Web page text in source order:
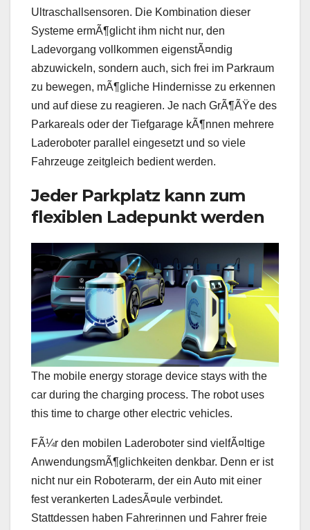
Ultraschallsensoren. Die Kombination dieser
Systeme ermÃ¶glicht ihm nicht nur, den
Ladevorgang vollkommen eigenstÃ¤ndig
abzuwickeln, sondern auch, sich frei im Parkraum
zu bewegen, mÃ¶gliche Hindernisse zu erkennen
und auf diese zu reagieren. Je nach GrÃ¶ÃŸe des
Parkareals oder der Tiefgarage kÃ¶nnen mehrere
Laderoboter parallel eingesetzt und so viele
Fahrzeuge zeitgleich bedient werden.
Jeder Parkplatz kann zum
flexiblen Ladepunkt werden
The mobile energy storage device stays with the
car during the charging process. The robot uses
this time to charge other electric vehicles.
FÃ¼r den mobilen Laderoboter sind vielfÃ¤ltige
AnwendungsmÃ¶glichkeiten denkbar. Denn er ist
nicht nur ein Roboterarm, der ein Auto mit einer
fest verankerten LadesÃ¤ule verbindet.
Stattdessen haben Fahrerinnen und Fahrer freie